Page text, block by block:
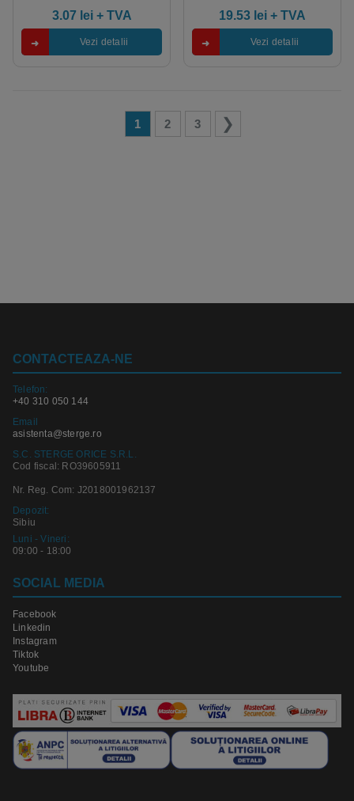
3.07 lei+ TVA
Vezi detalii
19.53 lei + TVA
Vezi detalii
1 2 3
CONTACTEAZA-NE
Telefon:
+40 310 050 144
Email
asistenta@sterge.ro
S.C. STERGE ORICE S.R.L.
Cod fiscal: RO39605911
Nr. Reg. Com: J2018001962137
Depozit:
Sibiu
Luni - Vineri:
09:00 - 18:00
SOCIAL MEDIA
Facebook
Linkedin
Instagram
Tiktok
Youtube